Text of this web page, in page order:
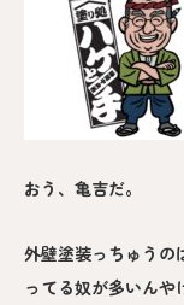
おう、亀吉だ。
外壁塗装っちゅうの
ってる奴が多いん